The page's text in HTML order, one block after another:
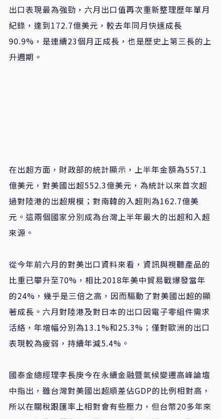
出口表現最為強勁，六月出口值再次重新整理歷年單月
紀錄，達到172.7億美元，較去年同月快速成長
90.9%，是連續23個月正成長，也是歷史上第三長的上
升週期。
在出超方面，財政部的統計顯示，上半年金額為557.1
億美元，對美國出超552.3億美元，為統計以來首次超
過對陸港的出超規模；對南韓的入超則為162.7億美
元。這兩個國家分別成為台灣上半年最大的出超和入超
來源。
從今年前六月的對美出口資料來看，資訊與視聽產品的
比重已攀升至70%，相比2018年美中貿易戰爆發當年
的24%，幾乎是三倍之高，因而驅動了對美國出超的顯
著成長。六月對陸港及對日本的出口因電子零組件需求
活絡，年增幅分別為13.1%和25.3%；僅對歐洲的出口
表現較為疲弱，持續年減5.4%。
國泰金總經理李長庚今在永續金融暨氣候變遷高峰論壇
中指出，雖台灣對美國出超順差佔GDP的比例相對高，
所以在關稅跟匯率上相對會有些壓力，但台幣20多年來